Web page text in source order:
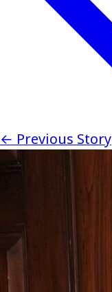
← Previous Story